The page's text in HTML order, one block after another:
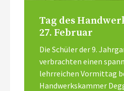
Tag des
27. Februar
Die Schüler der 9.
verbrachten einen
lehrreichen Vormittag
Handwerkskammer